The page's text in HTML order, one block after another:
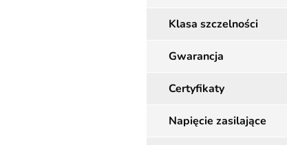
Klasa szczelności
Gwarancja
Certyfikaty
Napięcie zasilające